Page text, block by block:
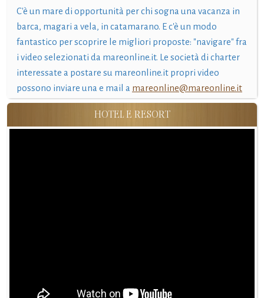
C'è un mare di opportunità per chi sogna una vacanza in
barca, magari a vela, in catamarano. E c'è un modo
fantastico per scoprire le migliori proposte: "navigare" fra
i video selezionati da mareonline.it. Le società di charter
interessate a postare su mareonline.it propri video
possono inviare una e mail a mareonline@mareonline.it
HOTEL E RESORT